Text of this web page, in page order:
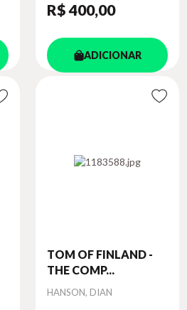
R$ 400,00
ADICIONAR
TOM OF FINLAND -
THE COMP...
Autor
HANSON, DIAN